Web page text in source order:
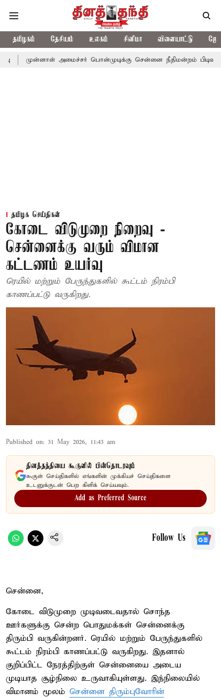
தமிழகம் தேசியம் உலகம் சினிமா விளையாட்டு
அமைச்சர் பொன்முடிக்கு சென்னை நீதிமன்றம் பிடிவாராண்ட்
தமிழக செய்திகள்
கோடை விடுமுறை நிறைவு -
சென்னைக்கு வரும் விமான
கட்டணம் உயர்வு
ரெயில் மற்றும் பேருந்துகளில் கூட்டம் நிரம்பி
காணப்பட்டு வருகிறது.
Published on: 31 May 2026, 11:43 am
தினத்தந்தியை கூகுளில் பின்தொடரவும்
கூகுள் செய்திகளில் எங்களின் முக்கியச் செய்திகளை
உடனுக்குடன் பெற கிளிக் செய்யவும்.
Add as Preferred Source
Follow Us
சென்னை,
கோடை விடுமுறை முடிவடைவதால் சொந்த
ஊர்களுக்கு சென்ற பொதுமக்கள் சென்னைக்கு
திரும்பி வருகின்றனர். ரெயில் மற்றும் பேருந்துகளில்
கூட்டம் நிரம்பி காணப்பட்டு வருகிறது. இதனால்
குறிப்பிட்ட நேரத்திற்குள் சென்னையை அடைய
முடியாத சூழ்நிலை உருவாகியுள்ளது. இந்நிலையில்
விமானம் மூலம் சென்னை திரும்புவோரின்